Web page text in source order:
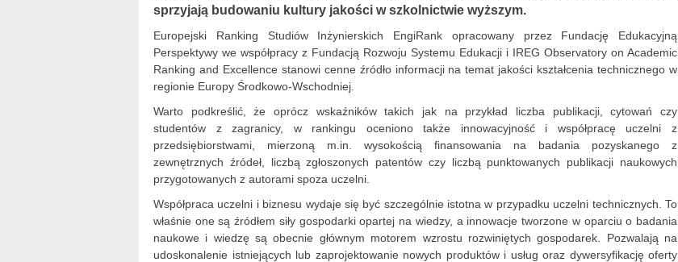
sprzyjają budowaniu kultury jakości w szkolnictwie wyższym.
Europejski Ranking Studiów Inżynierskich EngiRank opracowany przez Fundację Edukacyjną
Perspektywy we współpracy z Fundacją Rozwoju Systemu Edukacji i IREG Observatory on Academic
Ranking and Excellence stanowi cenne źródło informacji na temat jakości kształcenia technicznego w
regionie Europy Środkowo-Wschodniej.
Warto podkreślić, że oprócz wskaźników takich jak na przykład liczba publikacji, cytowań czy
studentów z zagranicy, w rankingu oceniono także innowacyjność i współpracę uczelni z
przedsiębiorstwami, mierzoną m.in. wysokością finansowania na badania pozyskanego z
zewnętrznych źródeł, liczbą zgłoszonych patentów czy liczbą punktowanych publikacji naukowych
przygotowanych z autorami spoza uczelni.
Współpraca uczelni i biznesu wydaje się być szczególnie istotna w przypadku uczelni technicznych. To
właśnie one są źródłem siły gospodarki opartej na wiedzy, a innowacje tworzone w oparciu o badania
naukowe i wiedzę są obecnie głównym motorem wzrostu rozwiniętych gospodarek. Pozwalają na
udoskonalenie istniejących lub zaprojektowanie nowych produktów i usług oraz dywersyfikację oferty